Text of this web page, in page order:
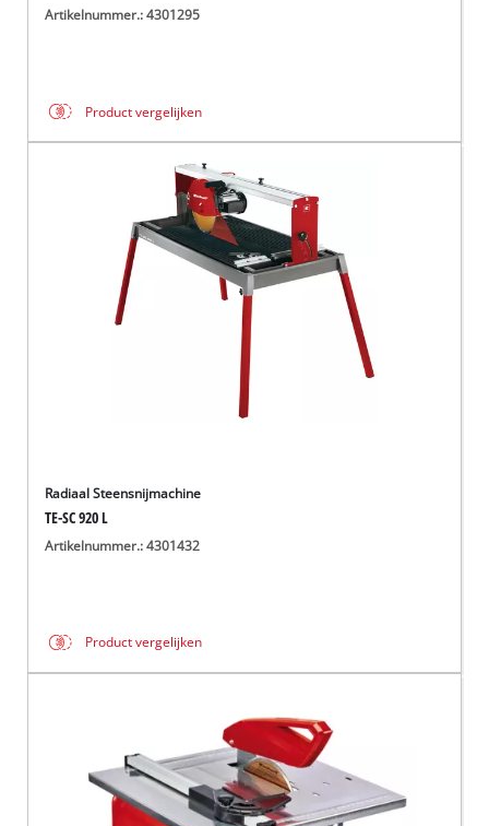
Artikelnummer.: 4301295
Product vergelijken
Radiaal Steensnijmachine
TE-SC 920 L
Artikelnummer.: 4301432
Product vergelijken